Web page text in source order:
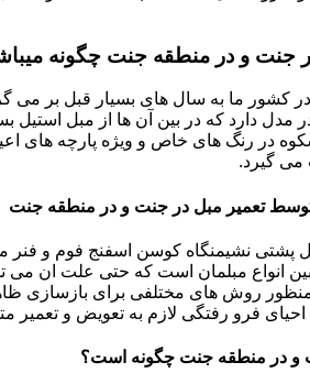
جنت و در منطقه جنت چگونه
کشور ما به سال های بسیار قبل بر می
مدل دارد که در بین آن ها از مبل
در رنگ های خاص و ویژه پارچه های
گیرد.
تعمیر مبل در جنت و در منطقه جنت
پشتی نشیمنگاه کوسن اسفنج فوم و
انواع مبلمان است که حتی علت ان می
روش های مختلفی برای بازسازی
فرو رفتگی لازم به تعویض و تعمیر
و در منطقه جنت چگونه است؟